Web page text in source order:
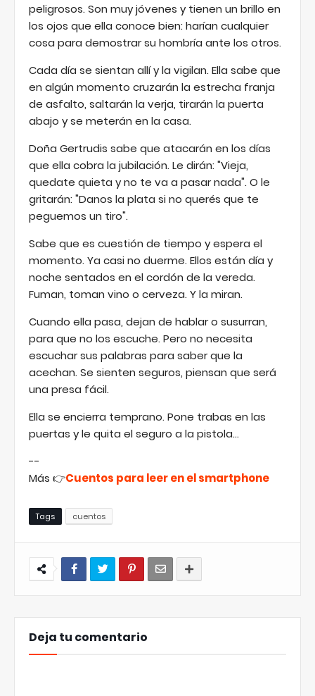
peligrosos. Son muy jóvenes y tienen un brillo en
los ojos que ella conoce bien: harían cualquier
cosa para demostrar su hombría ante los otros.
Cada día se sientan allí y la vigilan. Ella sabe que
en algún momento cruzarán la estrecha franja
de asfalto, saltarán la verja, tirarán la puerta
abajo y se meterán en la casa.
Doña Gertrudis sabe que atacarán en los días
que ella cobra la jubilación. Le dirán: "Vieja,
quedate quieta y no te va a pasar nada". O le
gritarán: "Danos la plata si no querés que te
peguemos un tiro".
Sabe que es cuestión de tiempo y espera el
momento. Ya casi no duerme. Ellos están día y
noche sentados en el cordón de la vereda.
Fuman, toman vino o cerveza. Y la miran.
Cuando ella pasa, dejan de hablar o susurran,
para que no los escuche. Pero no necesita
escuchar sus palabras para saber que la
acechan. Se sienten seguros, piensan que será
una presa fácil.
Ella se encierra temprano. Pone trabas en las
puertas y le quita el seguro a la pistola...
--
Más 👉Cuentos para leer en el smartphone
Tags cuentos
Deja tu comentario